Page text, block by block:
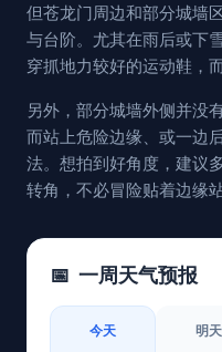
但苍龙门周边和部分城墙
与台阶。尤其在雨后或下
穿抓地力较好的运动鞋，
另外，部分城墙外侧并没
而站上危险边缘、或一边
法。想拍到好角度，建议
转角，不必冒险贴着边缘站
📅 一周天气预报
今天 明天